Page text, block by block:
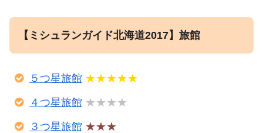
【ミシュランガイド北海道2017】旅館
５つ星旅館 ★★★★★
４つ星旅館 ★★★★
３つ星旅館 ★★★